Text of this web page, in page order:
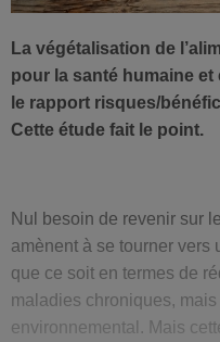
La végétalisation de
pour la santé humaine et
le rapport risques/
Cette étude fait le point.
Nul besoin de revenir sur
amènent à se tourner vers
que ce soit en termes de
maladies chroniques,
environnemental. Mais